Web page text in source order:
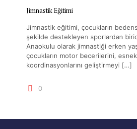
Jimnastik Eğitimi
Jimnastik eğitimi, çocukların
şekilde destekleyen sporlardan
Anaokulu olarak jimnastiği erken
çocukların motor becerilerini,
koordinasyonlarını geliştirmeyi […]
0